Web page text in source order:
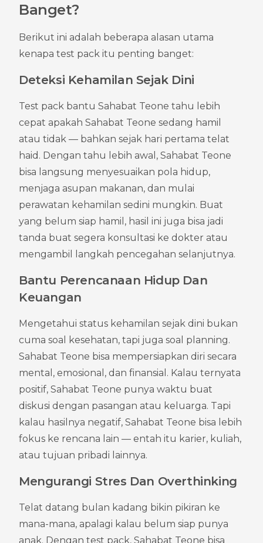
Banget?
Berikut ini adalah beberapa alasan utama
kenapa test pack itu penting banget:
Deteksi Kehamilan Sejak Dini
Test pack bantu Sahabat Teone tahu lebih
cepat apakah Sahabat Teone sedang hamil
atau tidak — bahkan sejak hari pertama telat
haid. Dengan tahu lebih awal, Sahabat Teone
bisa langsung menyesuaikan pola hidup,
menjaga asupan makanan, dan mulai
perawatan kehamilan sedini mungkin. Buat
yang belum siap hamil, hasil ini juga bisa jadi
tanda buat segera konsultasi ke dokter atau
mengambil langkah pencegahan selanjutnya.
Bantu Perencanaan Hidup Dan
Keuangan
Mengetahui status kehamilan sejak dini bukan
cuma soal kesehatan, tapi juga soal planning.
Sahabat Teone bisa mempersiapkan diri secara
mental, emosional, dan finansial. Kalau ternyata
positif, Sahabat Teone punya waktu buat
diskusi dengan pasangan atau keluarga. Tapi
kalau hasilnya negatif, Sahabat Teone bisa lebih
fokus ke rencana lain — entah itu karier, kuliah,
atau tujuan pribadi lainnya.
Mengurangi Stres Dan Overthinking
Telat datang bulan kadang bikin pikiran ke
mana-mana, apalagi kalau belum siap punya
anak. Dengan test pack, Sahabat Teone bisa